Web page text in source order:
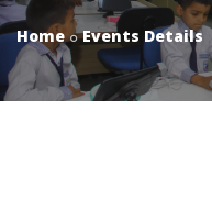
Home Events Details